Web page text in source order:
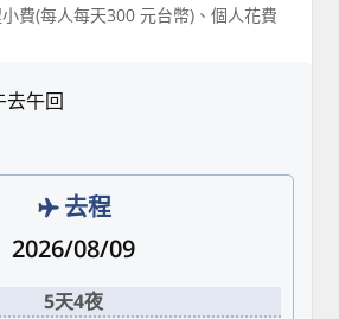
費(每人每天300 元台幣)、個人花費
去午回
去程
2026/08/09
5天4夜